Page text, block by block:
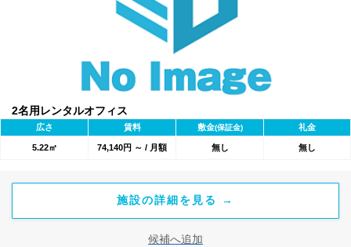
2名用レンタルオフィス
広さ 賃料 敷金(保証金) 礼金
5.22㎡ 74,140円 ～ / 月額 無し 無し
施設の詳細を見る →
候補へ追加